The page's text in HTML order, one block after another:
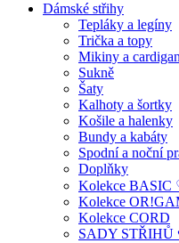
Dámské střihy
Tepláky a legíny
Trička a topy
Mikiny a
Sukně
Šaty
Kalhoty a šortky
Košile a halenky
Bundy a kabáty
Spodní a noční
Doplňky
Kolekce BASIC
Kolekce
Kolekce CORD
SADY STŘIHŮ